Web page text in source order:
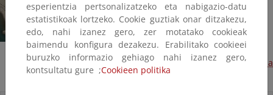
Paseo marítimo a poniente de Cambrils, fase 2 (Próxima
ejecución)
esperientzia pertsonalizatzeko eta nabigazio-datu
estatistikoak lortzeko. Cookie guztiak onar ditzakezu,
edo, nahi izanez gero, zer motatako cookieak
baimendu konfigura dezakezu. Erabilitako cookieei
buruzko informazio gehiago nahi izanez gero,
kontsultatu gure ;Cookieen politika